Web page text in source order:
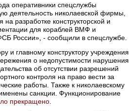
оперативники спецслужбы
деятельность николаевской фирмы,
разработке конструкторской и
для кораблей ВМФ и
России», - сообщили в спецслужбе.
и главному конструктору учреждения
о недопустимости нарушения
об отсутствии разрешений
контроля на право вести за
работы. Также к николаевскому
санкции. Функционирование
прекращено